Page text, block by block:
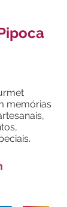
memórias